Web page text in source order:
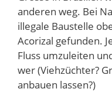
anderen weg. Bei
illegale Baustelle
Acorizal gefunden.
Fluss umzuleiten
wer (Viehzüchter?
anbauen lassen?)